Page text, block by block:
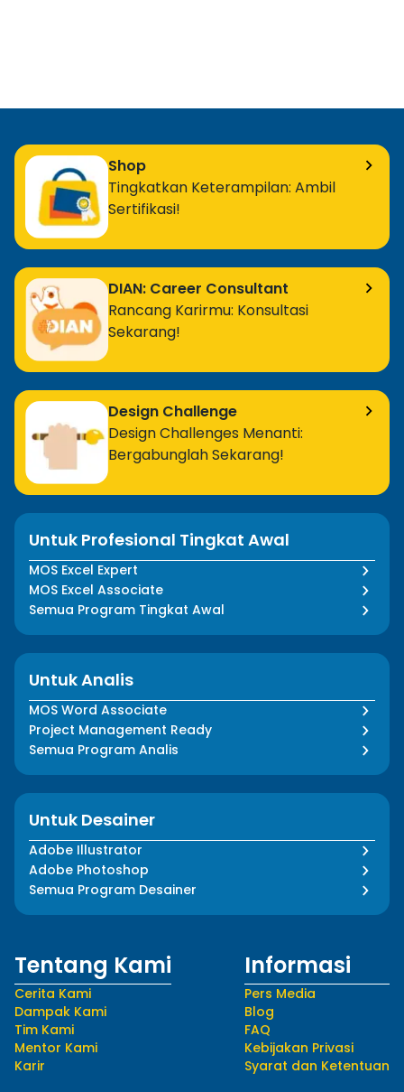
Shop
Tingkatkan Keterampilan: Ambil
Sertifikasi!
DIAN: Career Consultant
Rancang Karirmu: Konsultasi
Sekarang!
Design Challenge
Design Challenges Menanti:
Bergabunglah Sekarang!
Untuk Profesional Tingkat Awal
MOS Excel Expert
MOS Excel Associate
Semua Program Tingkat Awal
Untuk Analis
MOS Word Associate
Project Management Ready
Semua Program Analis
Untuk Desainer
Adobe Illustrator
Adobe Photoshop
Semua Program Desainer
Tentang Kami
Cerita Kami
Dampak Kami
Tim Kami
Mentor Kami
Karir
Informasi
Pers Media
Blog
FAQ
Kebijakan Privasi
Syarat dan Ketentuan